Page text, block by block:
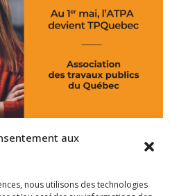
aux
nous utilisons des technologies